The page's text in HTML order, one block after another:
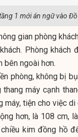
1 mới án ngữ vào
gian phòng
Phòng khách
bên ngoài hơn.
phòng, không bị
máy cạnh
tiện cho việc
hơn, là 108 cm,
kim đồng hồ